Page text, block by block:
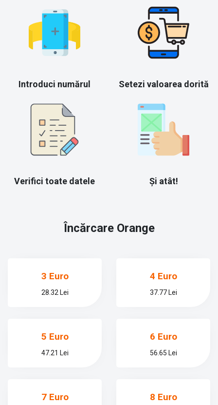
Introduci numărul Setezi valoarea dorită
Verifici toate datele Și atât!
Încărcare Orange
3 Euro
28.32 Lei
4 Euro
37.77 Lei
5 Euro
47.21 Lei
6 Euro
56.65 Lei
7 Euro 8 Euro